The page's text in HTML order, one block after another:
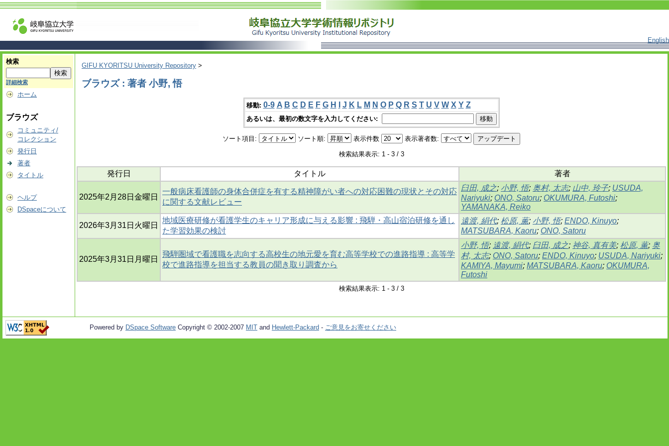
English
検索
詳細検索
ホーム
ブラウズ
コミュニティ/
コレクション
発行日
著者
タイトル
ヘルプ
DSpaceについて
GIFU KYORITSU University Repository >
ブラウズ : 著者 小野, 悟
移動: 0-9 A B C D E F G H J K L M N O P Q R S T U V W X Y Z
あるいは、最初の数文字を入力してください:
ソート項目: ソート順: 表示件数 表示著者数:
検索結果表示: 1 - 3 / 3
発行日 タイトル 著者
2025年2月28日金曜日
一般病床看護師の身体合併症を有する精神障がい者への対応困難の現状とその対応
に関する文献レビュー
臼田, 成之; 小野, 悟; 奥村, 太志; 山中, 玲子; USUDA,
Nariyuki; ONO, Satoru; OKUMURA, Futoshi;
YAMANAKA, Reiko
2026年3月31日火曜日
地域医療研修が看護学生のキャリア形成に与える影響 : 飛騨・高山宿泊研修を通し
た学習効果の検討
遠渡, 絹代; 松原, 薫; 小野, 悟; ENDO, Kinuyo;
MATSUBARA, Kaoru; ONO, Satoru
2025年3月31日月曜日
飛騨圏域で看護職を志向する高校生の地元愛を育む高等学校での進路指導 : 高等学
校で進路指導を担当する教員の聞き取り調査から
小野, 悟; 遠渡, 絹代; 臼田, 成之; 神谷, 真有美; 松原, 薫; 奥
村, 太志; ONO, Satoru; ENDO, Kinuyo; USUDA, Nariyuki;
KAMIYA, Mayumi; MATSUBARA, Kaoru; OKUMURA,
Futoshi
検索結果表示: 1 - 3 / 3
Powered by DSpace Software Copyright © 2002-2007 MIT and Hewlett-Packard - ご意見をお寄せください